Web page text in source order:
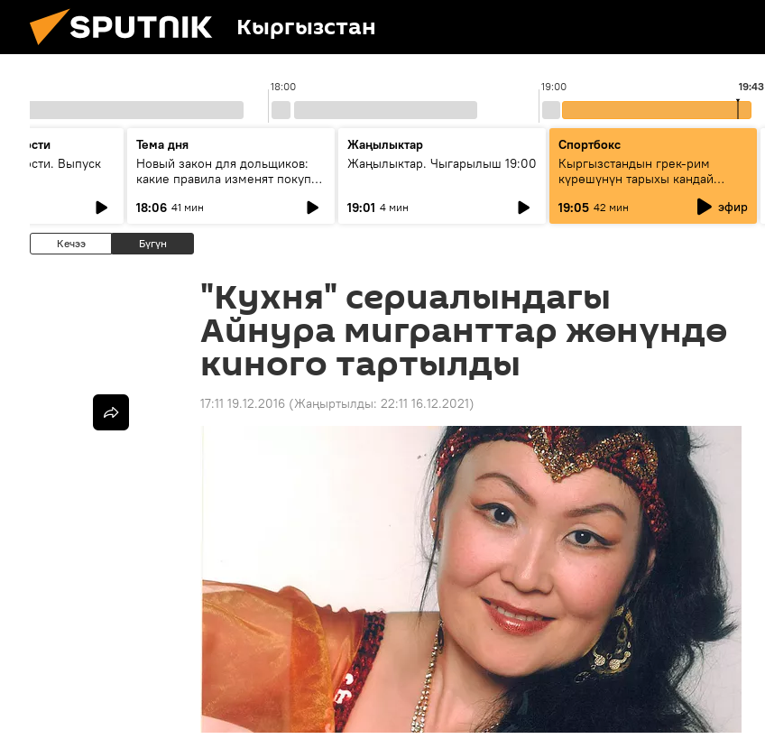
Кыргызстан
18:00 19:00 19:43
Выпуск
Тема дня
Новый закон для дольщиков:
какие правила изменят покупку
18:06 41 мин
Жаңылыктар
Жаңылыктар. Чыгарылыш 19:00
19:01 4 мин
Спортбокс
Кыргызстандын грек-рим
күрөшүнүн тарыхы кандай
19:05 42 мин эфир
Кечээ Бүгүн
"Кухня" сериалындагы
Айнура мигранттар жөнүндө
киного тартылды
17:11 19.12.2016 (Жаңыртылды: 22:11 16.12.2021)